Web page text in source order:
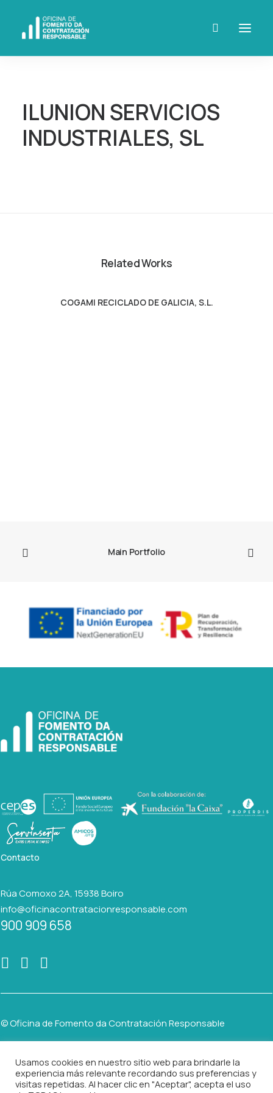
ILUNION SERVICIOS
INDUSTRIALES, SL
Related Works
COGAMI RECICLADO DE GALICIA, S.L.
Main Portfolio
Contacto
Rúa Comoxo 2A, 15938 Boiro
info@oficinacontratacionresponsable.com
900 909 658
© Oficina de Fomento da Contratación Responsable
AVISO LEGAL
POLÍTICA DE PRIVACIDAD
Usamos cookies en nuestro sitio web para brindarle la
experiencia más relevante recordando sus preferencias y
visitas repetidas. Al hacer clic en "Aceptar", acepta el uso